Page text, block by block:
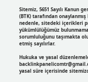
Sitemiz, 5651 Sayılı Kanun
(BTK) tarafından
nedenle, sitedeki içerikleri
yükümlülüğümüz
sorumluluğunu taşımakta
etmiş sayılırlar.
Hukuka ve yasal
yasal süre içerisinde